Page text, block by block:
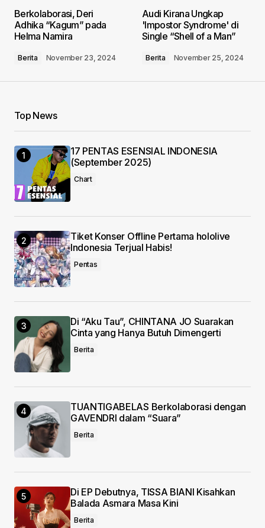
Required fields are marked*
Your Name
Your E-mail*
Save my name, email, and website in this
browser for the next time I comment.
Submit Comment
Berkolaborasi, Deri
Adhika “Kagum” pada
Helma Namira
Berita November 23, 2024
Audi Kirana Ungkap
'Impostor Syndrome' di
Single “Shell of a Man”
Berita November 25, 2024
Top News
17 PENTAS ESENSIAL INDONESIA
(September 2025)
Chart
Tiket Konser Offline Pertama hololive
Indonesia Terjual Habis!
Pentas
Di “Aku Tau”, CHINTANA JO Suarakan
Cinta yang Hanya Butuh Dimengerti
Berita
TUANTIGABELAS Berkolaborasi dengan
GAVENDRI dalam “Suara”
Berita
Di EP Debutnya, TISSA BIANI Kisahkan
Balada Asmara Masa Kini
Berita